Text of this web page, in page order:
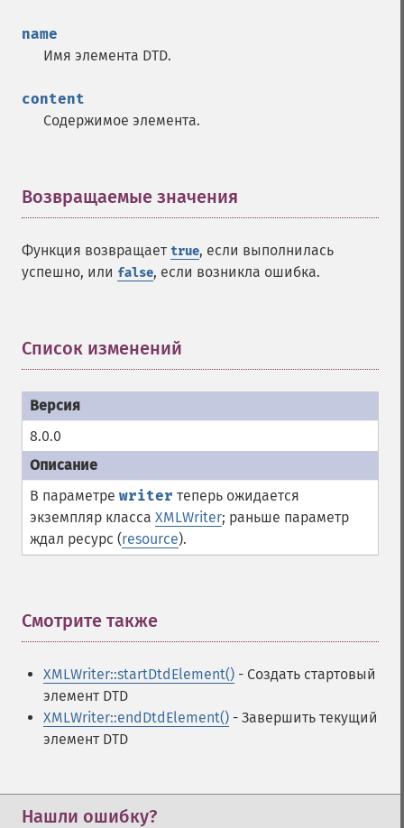
name
Имя элемента DTD.
content
Содержимое элемента.
Возвращаемые значения
Функция возвращает true, если выполнилась
успешно, или false, если возникла ошибка.
Список изменений
8.0.0
В параметре writer теперь ожидается
экземпляр класса XMLWriter; раньше параметр
ждал ресурс (resource).
Смотрите также
XMLWriter::startDtdElement() - Создать стартовый
элемент DTD
XMLWriter::endDtdElement() - Завершить текущий
элемент DTD
Нашли ошибку?